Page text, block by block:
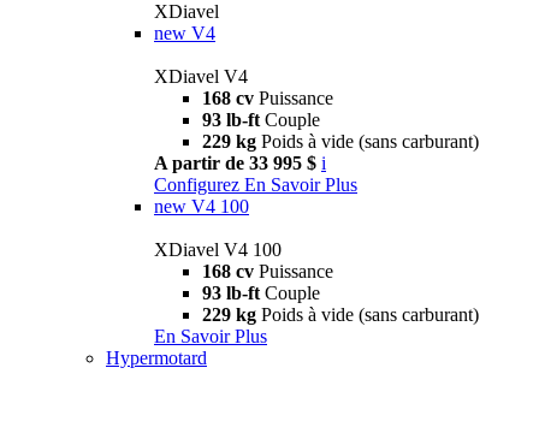
XDiavel
new V4
XDiavel V4
168 cv Puissance
93 lb-ft Couple
229 kg Poids à vide (sans carburant)
A partir de 33 995 $ i
Configurez En Savoir Plus
new V4 100
XDiavel V4 100
168 cv Puissance
93 lb-ft Couple
229 kg Poids à vide (sans carburant)
En Savoir Plus
Hypermotard